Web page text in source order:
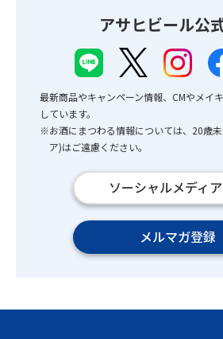
アサヒビール公
最新商品やキャンペーン情報、CMやメイ
しています。
※お酒にまつわる情報については、20歳
ア)はご遠慮ください。
ソーシャルメディ
メルマガ登録